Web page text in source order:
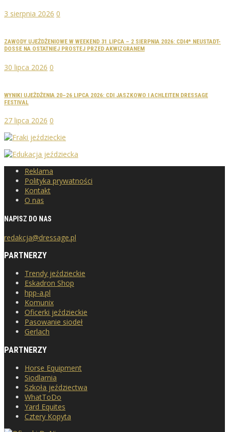
3 sierpnia 2026 0
ZAWODY UJEŻDŻENIOWE W WEEKEND 31 LIPCA – 2 SIERPNIA 2026: CDI4* NEUSTADT-
DOSSE NA OSTATNIEJ PROSTEJ PRZED AKWIZGRANEM
30 lipca 2026 0
WYNIKI UJEŻDŻENIA 20–26 LIPCA 2026: CDI JASZKOWO I ACHLEITEN DRESSAGE
FESTIVAL
27 lipca 2026 0
Reklama
Polityka prywatności
Kontakt
O nas
NAPISZ DO NAS
redakcja@dressage.pl
PARTNERZY
Trendy jeździeckie
Eskadron Shop
hpp-a.pl
Komunix
Oficerki jeździeckie
Pasowanie siodeł
Gerlach
PARTNERZY
Horse Equipment
Siodlarnia
Szkoła jeździectwa
WhatToDo
Yard Equites
Cztery Kopyta